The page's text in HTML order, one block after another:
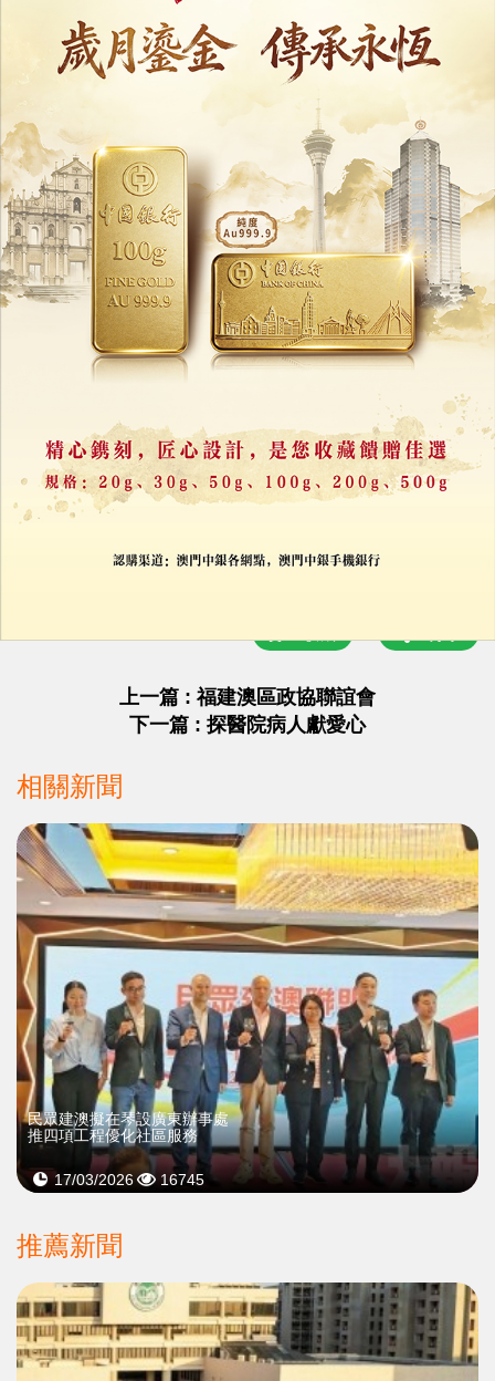
力報會員可享用評論功能
上一篇 : 福建澳區政協聯誼會
下一篇 : 探醫院病人獻愛心
相關新聞
民眾建澳擬在琴設廣東辦事處
推四項工程優化社區服務
17/03/2026 16745
推薦新聞